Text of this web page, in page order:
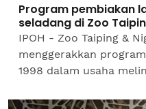
Program pembiakan
seladang di Zoo
IPOH - Zoo Taiping &
menggerakkan
1998 dalam usaha
berkata, program